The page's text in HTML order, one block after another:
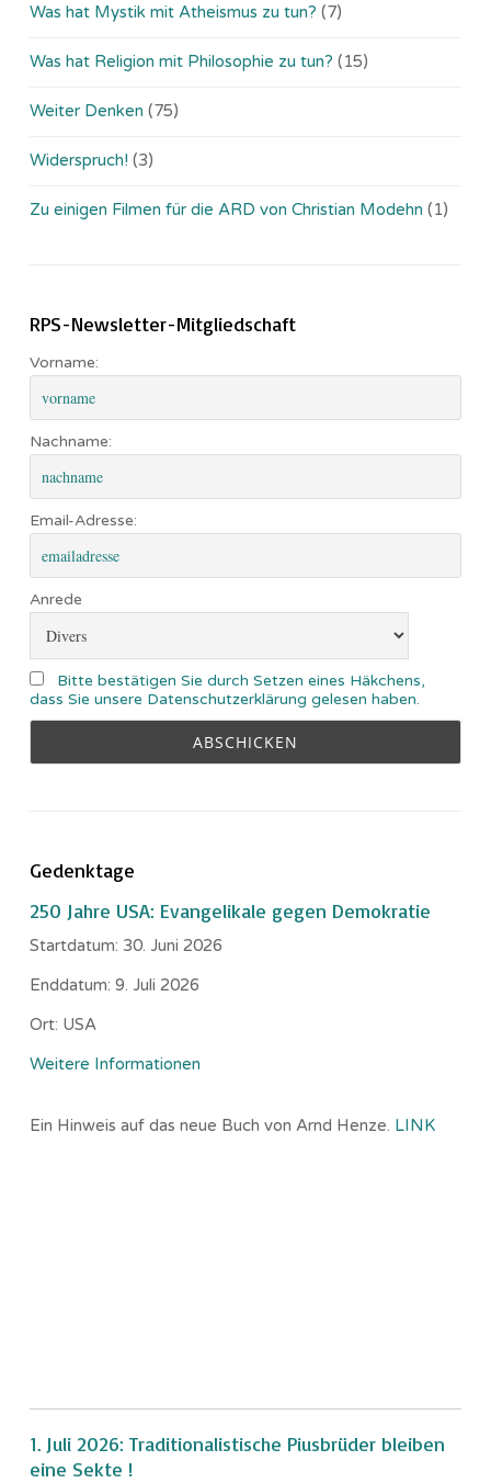
Was hat Mystik mit Atheismus zu tun? (7)
Was hat Religion mit Philosophie zu tun? (15)
Weiter Denken (75)
Widerspruch! (3)
Zu einigen Filmen für die ARD von Christian Modehn (1)
RPS-Newsletter-Mitgliedschaft
Vorname:
Nachname:
Email-Adresse:
Anrede
Bitte bestätigen Sie durch Setzen eines Häkchens,
dass Sie unsere Datenschutzerklärung gelesen haben.
Gedenktage
250 Jahre USA: Evangelikale gegen Demokratie
Startdatum: 30. Juni 2026
Enddatum: 9. Juli 2026
Ort: USA
Weitere Informationen
Ein Hinweis auf das neue Buch von Arnd Henze. LINK
1. Juli 2026: Traditionalistische Piusbrüder bleiben
eine Sekte !